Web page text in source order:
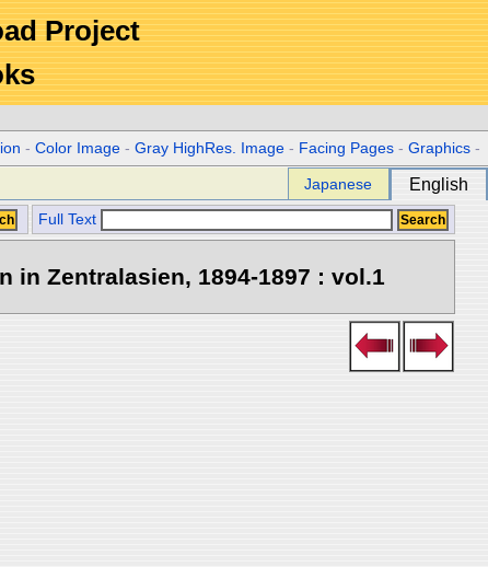
Project
-Color Image -Gray HighRes. Image - Facing Pages -Graphics -
Japanese English
Full Text
in Zentralasien, 1894-1897 : vol.1